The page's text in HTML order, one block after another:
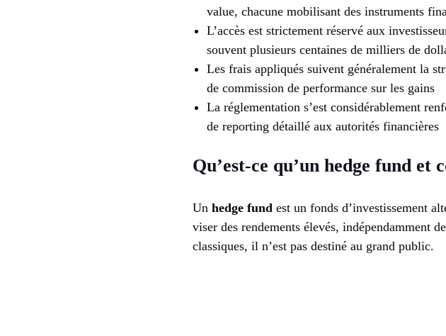
value, chacune mobilisant des instruments
L’accès est strictement réservé aux
souvent plusieurs centaines de milliers de
Les frais appliqués suivent généralement la
de commission de performance sur les gains
La réglementation s’est considérablement
de reporting détaillé aux autorités financières
Qu’est-ce qu’un hedge fund
Un hedge fund est un fonds d’investissement
viser des rendements élevés, indépendamment
classiques, il n’est pas destiné au grand public.